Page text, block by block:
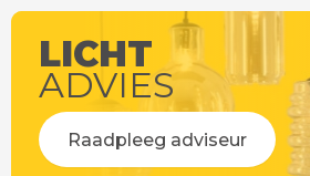
LICHT
ADVIES
Raadpleeg adviseur